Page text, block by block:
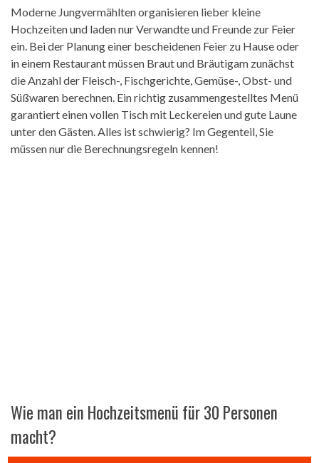
Moderne Jungvermählten organisieren lieber kleine
Hochzeiten und laden nur Verwandte und Freunde zur Feier
ein. Bei der Planung einer bescheidenen Feier zu Hause oder
in einem Restaurant müssen Braut und Bräutigam zunächst
die Anzahl der Fleisch-, Fischgerichte, Gemüse-, Obst- und
Süßwaren berechnen. Ein richtig zusammengestelltes Menü
garantiert einen vollen Tisch mit Leckereien und gute Laune
unter den Gästen. Alles ist schwierig? Im Gegenteil, Sie
müssen nur die Berechnungsregeln kennen!
Wie man ein Hochzeitsmenü für 30 Personen
macht?